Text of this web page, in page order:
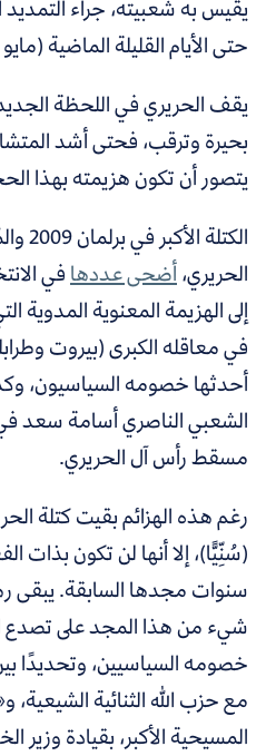
يقيس به شعبيته، جراء
حتى الأيام القليلة الماضية (مايو 2018).
يقف الحريري في اللحظة
بحيرة وترقب، فحتى أشد
يتصور أن تكون هزيمته بهذا
الحريري،أضحى عددها
إلى الهزيمة المعنوية المدوية
في معاقله الكبرى (بيروت
أحدثها خصومه السياسيون،
الشعبي الناصري أسامة سعد
مسقط رأس آل الحريري.
رغم هذه الهزائم بقيت كتلة
(سُنِّيًّا)، إلا أنها لن تكون بذات
سنوات مجدها السابقة. يبقى
شيء من هذا المجد على تصدع
خصومه السياسيين، وتحديدًا
مع حزب الله الثنائية الشيعية،
المسيحية الأكبر، بقيادة وزير